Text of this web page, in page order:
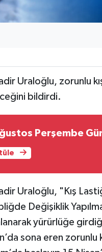
Uraloğlu, zorunlu
bildirdi.
Perşembe
Uraloğlu, "Kış
Değişiklik
yürürlüğe
sona eren zorunlu